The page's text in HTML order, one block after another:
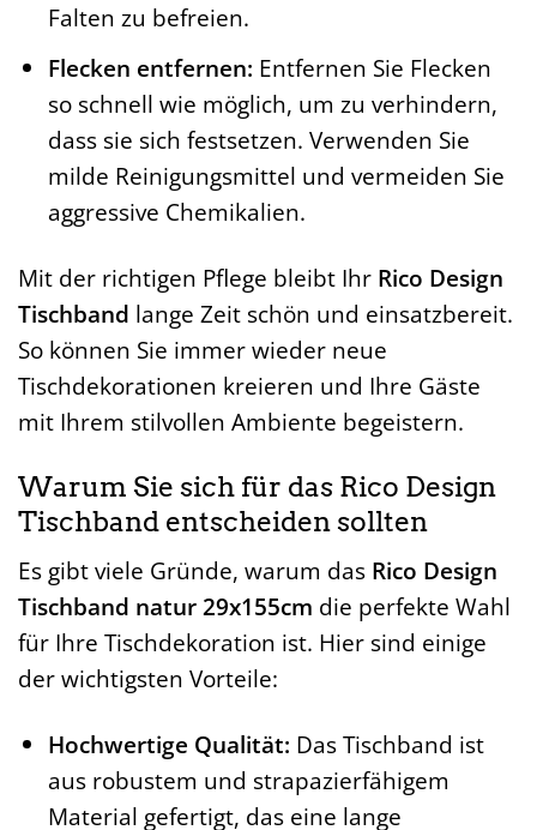
Falten zu befreien.
Flecken entfernen: Entfernen Sie Flecken
so schnell wie möglich, um zu verhindern,
dass sie sich festsetzen. Verwenden Sie
milde Reinigungsmittel und vermeiden Sie
aggressive Chemikalien.
Mit der richtigen Pflege bleibt Ihr Rico Design
Tischband lange Zeit schön und einsatzbereit.
So können Sie immer wieder neue
Tischdekorationen kreieren und Ihre Gäste
mit Ihrem stilvollen Ambiente begeistern.
Warum Sie sich für das Rico Design
Tischband entscheiden sollten
Es gibt viele Gründe, warum das Rico Design
Tischband natur 29x155cm die perfekte Wahl
für Ihre Tischdekoration ist. Hier sind einige
der wichtigsten Vorteile:
Hochwertige Qualität: Das Tischband ist
aus robustem und strapazierfähigem
Material gefertigt, das eine lange